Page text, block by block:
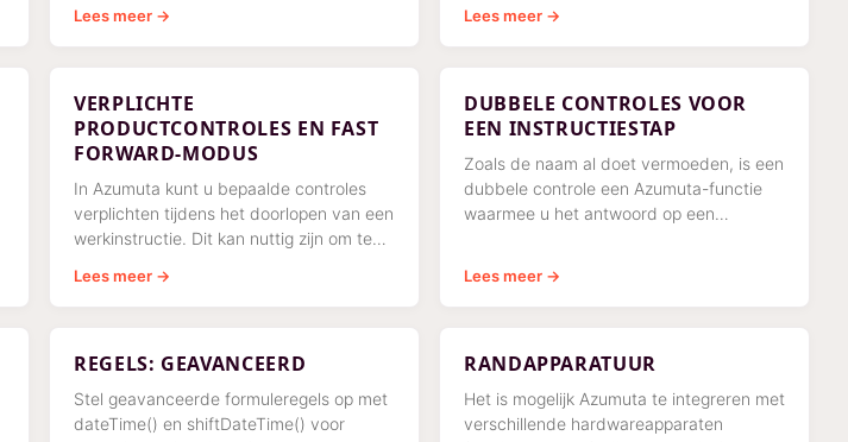
Vervolgens kan de operator
Lees meer → Lees meer →
VERPLICHTE
PRODUCTCONTROLES EN FAST
FORWARD-MODUS
In Azumuta kunt u bepaalde controles
verplichten tijdens het doorlopen van een
werkinstructie. Dit kan nuttig zijn om te
Lees meer →
DUBBELE CONTROLES VOOR
EEN INSTRUCTIESTAP
Zoals de naam al doet vermoeden, is een
dubbele controle een Azumuta-functie
waarmee u het antwoord op een
product
Lees meer →
REGELS: GEAVANCEERD
Stel geavanceerde formuleregels op met
dateTime() en shiftDateTime() voor
RANDAPPARATUUR
Het is mogelijk Azumuta te integreren met
verschillende hardwareapparaten